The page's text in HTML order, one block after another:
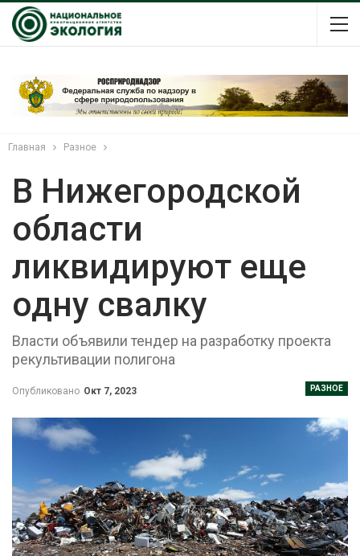
Главная Разное
В Нижегородской
области
ликвидируют еще
одну свалку
Власти объявили тендер на разработку проекта
рекультивации полигона
РАЗНОЕ
Опубликовано Окт 7, 2023